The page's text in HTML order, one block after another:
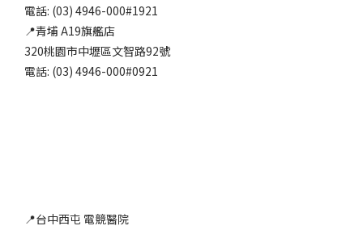
電話: (03) 4946-000#1921
📍青埔 A19旗艦店
320桃園市中壢區文智路92號
電話: (03) 4946-000#0921
📍台中西屯 電競醫院